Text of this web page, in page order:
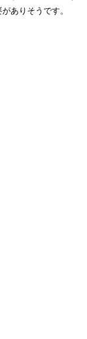
ありそうです。